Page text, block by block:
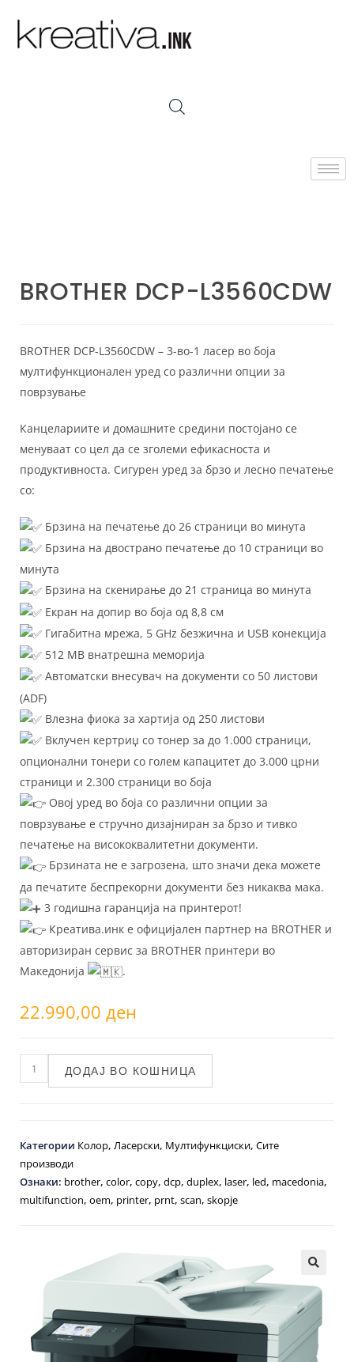
BROTHER DCP-L3560CDW
BROTHER DCP-L3560CDW – 3-во-1 ласер во боја
мултифункционален уред со различни опции за
поврзување
Канцелариите и домашните средини постојано се
менуваат со цел да се зголеми ефикасноста и
продуктивноста. Сигурен уред за брзо и лесно печатење
со:
Брзина на печатење до 26 страници во минута
Брзина на двострано печатење до 10 страници во
минута
Брзина на скенирање до 21 страница во минута
Екран на допир во боја од 8,8 см
Гигабитна мрежа, 5 GHz безжична и USB конекција
512 MB внатрешна меморија
Автоматски внесувач на документи со 50 листови
(ADF)
Влезна фиока за хартија од 250 листови
Вклучен кертриџ со тонер за до 1.000 страници,
опционални тонери со голем капацитет до 3.000 црни
страници и 2.300 страници во боја
Овој уред во боја со различни опции за
поврзување е стручно дизајниран за брзо и тивко
печатење на висококвалитетни документи.
Брзината не е загрозена, што значи дека можете
да печатите беспрекорни документи без никаква мака.
3 годишна гаранција на принтерот!
Креатива.инк е официјален партнер на BROTHER и
авторизиран сервис за BROTHER принтери во
Македонија
.
22.990,00 ден
ДОДАЈ ВО КОШНИЦА
Категории Колор, Ласерски, Мултифункциски, Сите
производи
Ознаки: brother, color, copy, dcp, duplex, laser, led, macedonia,
multifunction, oem, printer, prnt, scan, skopje